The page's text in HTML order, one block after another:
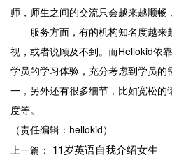
师，师生之间的交流只会越来越顺畅
服务方面，有的机构知名度越来
视，或者说顾及不到。而Hellokid依
学员的学习体验，充分考虑到学员的
一，另外还有很多细节，比如宽松的
度等。
（责任编辑：hellokid）
上一篇： 11岁英语自我介绍女生